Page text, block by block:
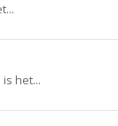
het...